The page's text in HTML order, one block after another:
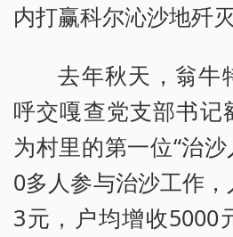
内打赢科尔沁沙地歼
去年秋天，翁牛
呼交嘎查党支部书记
为村里的第一位“治
0多人参与治沙工作
3元，户均增收5000